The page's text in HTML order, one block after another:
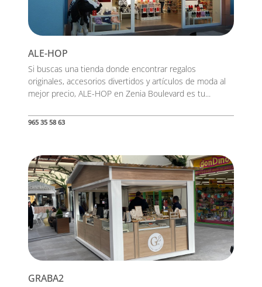
ALE-HOP
Si buscas una tienda donde encontrar regalos
originales, accesorios divertidos y artículos de moda al
mejor precio, ALE-HOP en Zenia Boulevard es tu...
965 35 58 63
GRABA2